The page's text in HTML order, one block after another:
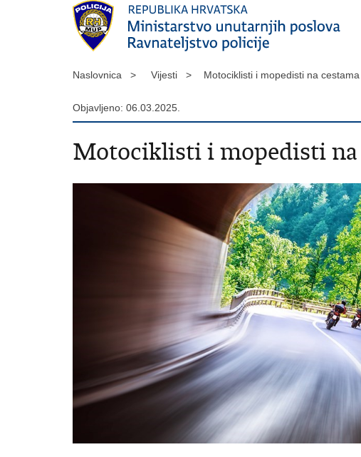
Naslovnica > Vijesti > Motociklisti i mopedisti na
Objavljeno: 06.03.2025.
Motociklisti i mopedisti na